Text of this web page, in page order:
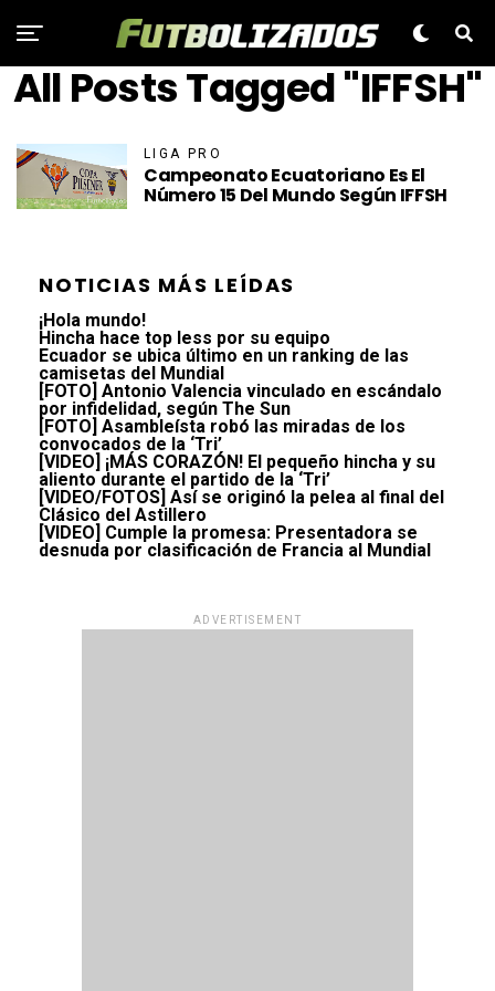
All Posts Tagged "IFFSH"
LIGA PRO
Campeonato Ecuatoriano Es El
Número 15 Del Mundo Según IFFSH
NOTICIAS MÁS LEÍDAS
¡Hola mundo!
Hincha hace top less por su equipo
Ecuador se ubica último en un ranking de las
camisetas del Mundial
[FOTO] Antonio Valencia vinculado en escándalo
por infidelidad, según The Sun
[FOTO] Asambleísta robó las miradas de los
convocados de la ‘Tri’
[VIDEO] ¡MÁS CORAZÓN! El pequeño hincha y su
aliento durante el partido de la ‘Tri’
[VIDEO/FOTOS] Así se originó la pelea al final del
Clásico del Astillero
[VIDEO] Cumple la promesa: Presentadora se
desnuda por clasificación de Francia al Mundial
ADVERTISEMENT